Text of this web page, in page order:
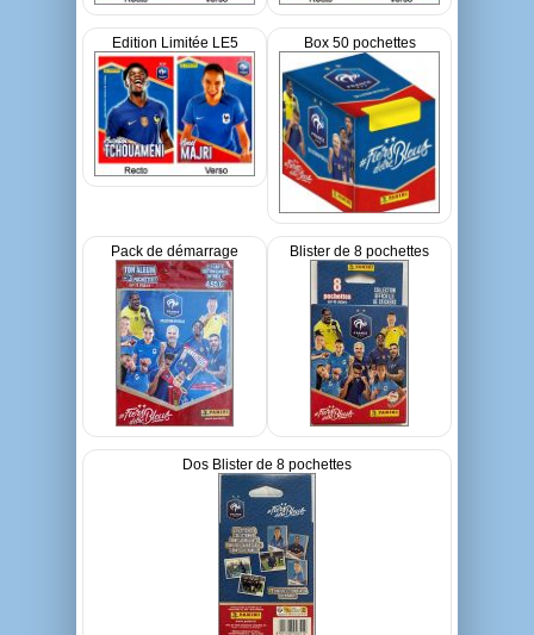
Edition Limitée LE5 Box 50 pochettes
Pack de démarrage Blister de 8 pochettes
Dos Blister de 8 pochettes